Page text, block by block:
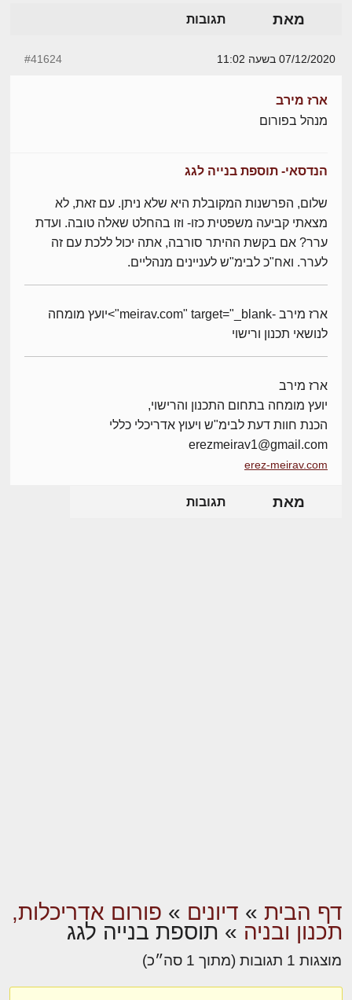
מאת תגובות
07/12/2020 בשעה 11:02 #41624
ארז מירב
מנהל בפורום
הנדסאי- תוספת בנייה לגג
שלום, הפרשנות המקובלת היא שלא ניתן. עם זאת, לא
מצאתי קביעה משפטית כזו- וזו בהחלט שאלה טובה. ועדת
ערר? אם בקשת ההיתר סורבה, אתה יכול ללכת עם זה
לערר. ואח"כ לבימ"ש לעניינים מנהליים.
ארז מירב -meirav.com" target="_blank">יועץ מומחה
לנושאי תכנון ורישוי
ארז מירב
יועץ מומחה בתחום התכנון והרישוי,
הכנת חוות דעת לבימ"ש ויעוץ אדריכלי כללי
erezmeirav1@gmail.com
erez-meirav.com
מאת תגובות
דף הבית » דיונים » פורום אדריכלות,
תכנון ובניה » תוספת בנייה לגג
מוצגות 1 תגובות (מתוך 1 סה״כ)